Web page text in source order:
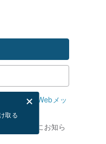
取る
きます。
Webメッ
、優先的にお知ら